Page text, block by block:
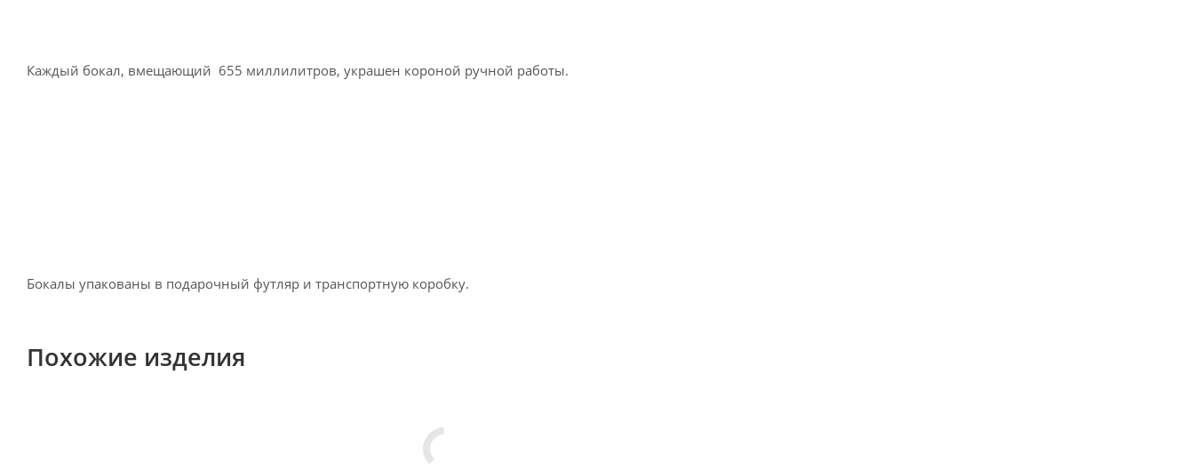
Каждый бокал, вмещающий 655 миллилитров, украшен короной ручной работы.
Бокалы упакованы в подарочный футляр и транспортную коробку.
Похожие изделия